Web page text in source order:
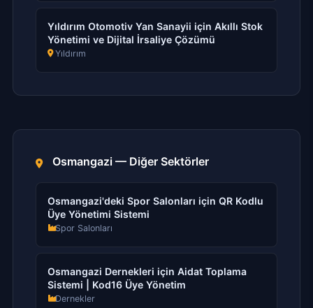
Yıldırım Otomotiv Yan Sanayii için Akıllı Stok
Yönetimi ve Dijital İrsaliye Çözümü
Yıldırım
Osmangazi — Diğer Sektörler
Osmangazi'deki Spor Salonları için QR Kodlu
Üye Yönetimi Sistemi
Spor Salonları
Osmangazi Dernekleri için Aidat Toplama
Sistemi | Kod16 Üye Yönetim
Dernekler